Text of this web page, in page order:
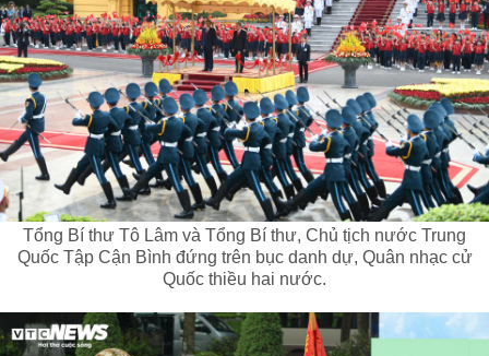
Tổng Bí thư Tô Lâm và Tổng Bí thư, Chủ tịch nước Trung
Quốc Tập Cận Bình đứng trên bục danh dự, Quân nhạc cử
Quốc thiều hai nước.